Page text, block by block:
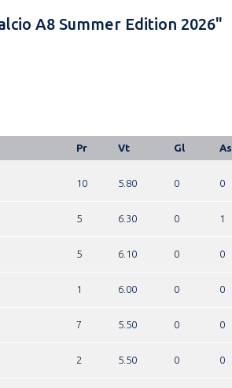
A8 Summer Edition 2026"
Pr Vt Gl As
10 5.80 0 0
5 6.30 0 1
5 6.10 0 0
1 6.00 0 0
7 5.50 0 0
2 5.50 0 0